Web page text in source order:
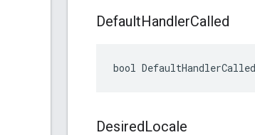
DefaultHandlerCalled
bool DefaultHandlerCalled
DesiredLocale